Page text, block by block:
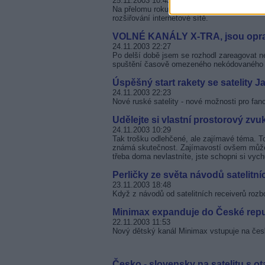
Na přelomu roku Karnevalu dostupný ve
rozšiřování internetové sítě.
VOLNÉ KANÁLY X-TRA, jsou
24.11.2003 22:27
Po delší době jsem se rozhodl zareagovat
spuštění časově omezeného
Úspěšný start rakety se satelity
24.11.2003 22:23
Nové ruské satelity - nové možnosti pro
Udělejte si vlastní prostorový
24.11.2003 10:29
Tak trošku odlehčené, ale zajímavé téma.
známá skutečnost. Zajímavostí ovšem
třeba doma nevlastníte, jste schopni si
Perličky ze světa návodů
23.11.2003 18:48
Když z návodů od satelitních receiverů
Minimax expanduje do České
22.11.2003 11:53
Nový dětský kanál Minimax vstupuje na